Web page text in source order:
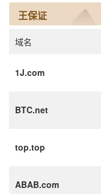
王保证
域名
1J.com
BTC.net
top.top
ABAB.com